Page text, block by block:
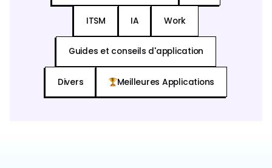
ITSM IA Work
Guides et conseils d'application
Divers Meilleures Applications